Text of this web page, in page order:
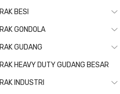
RAK BESI
RAK GONDOLA
RAK GUDANG
RAK HEAVY DUTY GUDANG BESAR
RAK INDUSTRI